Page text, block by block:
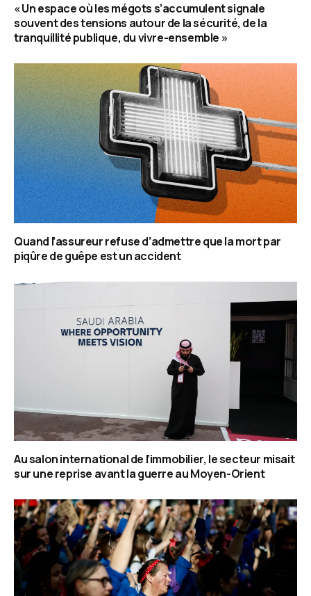
« Un espace où les mégots s’accumulent signale
souvent des tensions autour de la sécurité, de la
tranquillité publique, du vivre-ensemble »
Quand l’assureur refuse d’admettre que la mort par
piqûre de guêpe est un accident
Au salon international de l’immobilier, le secteur misait
sur une reprise avant la guerre au Moyen-Orient